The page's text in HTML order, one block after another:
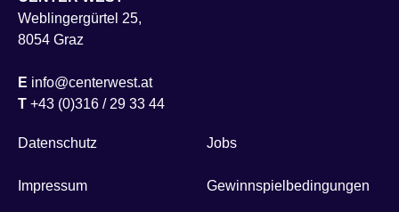
Weblingergürtel 25,
8054 Graz
E info@centerwest.at
T +43 (0)316 / 29 33 44
Datenschutz
Impressum
Jobs
Gewinnspielbedingungen